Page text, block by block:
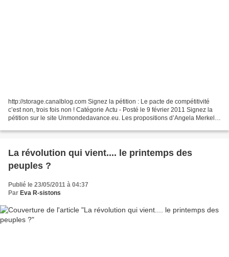
http://storage.canalblog.com Signez la pétition : Le pacte de compétitivité
c’est non, trois fois non ! Catégorie Actu - Posté le 9 février 2011 Signez la
pétition sur le site Unmondedavance.eu. Les propositions d’Angela Merkel
La révolution qui vient.... le printemps des
peuples ?
Publié le 23/05/2011 à 04:37
Par Eva R-sistons